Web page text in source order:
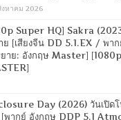
งหาคม 2026
Super HQ] Sakra
ย [เสียงจีน DD 5.1.EX / พา
ยาย: อังกฤษ Master]
Day (2026) วันเปิดโ
[พากย์ อังกฤษ DDP 5.1